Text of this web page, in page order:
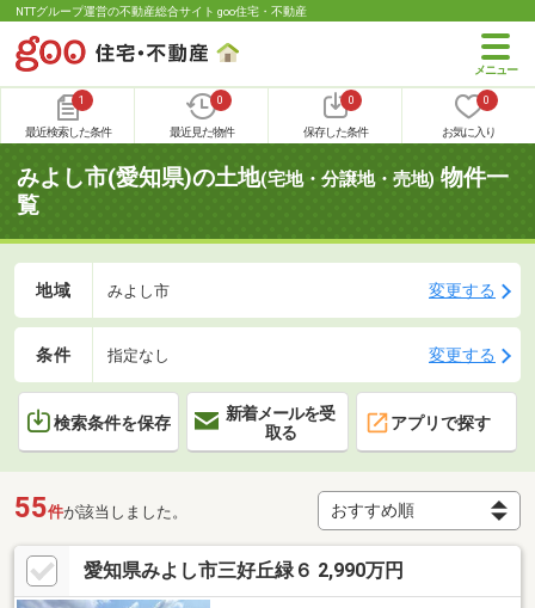
NTTグループ運営の不動産総合サイト goo住宅・不動産
1
最近検索した条件
0
最近見た物件
0
保存した条件
0
お気に入り
みよし市(愛知県)の土地(宅地・分譲地・売地) 物件一
覧
地域 みよし市 変更する
条件 指定なし 変更する
検索条件を保存
新着メールを受
取る
アプリで探す
55件が該当しました。
愛知県みよし市三好丘緑６ 2,990万円